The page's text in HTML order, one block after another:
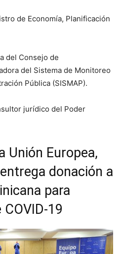
de Economía, Planificación
del Consejo de
del Sistema de Monitoreo
Pública (SISMAP).
jurídico del Poder
Unión Europea,
donación a
para
19